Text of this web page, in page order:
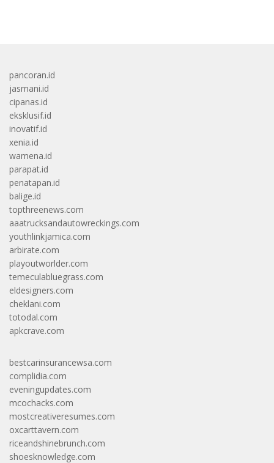
pancoran.id
jasmani.id
cipanas.id
eksklusif.id
inovatif.id
xenia.id
wamena.id
parapat.id
penatapan.id
balige.id
topthreenews.com
aaatrucksandautowreckings.com
youthlinkjamica.com
arbirate.com
playoutworlder.com
temeculabluegrass.com
eldesigners.com
cheklani.com
totodal.com
apkcrave.com
bestcarinsurancewsa.com
complidia.com
eveningupdates.com
mcochacks.com
mostcreativeresumes.com
oxcarttavern.com
riceandshinebrunch.com
shoesknowledge.com